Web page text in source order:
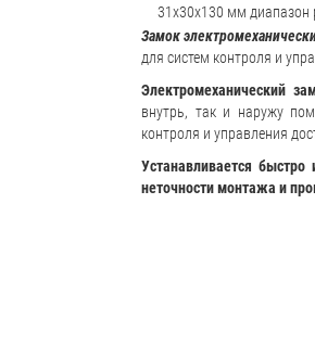
31х30х130 мм диапазон
Замок
для систем контроля и
Электромеханический
внутрь, так и наружу
контроля и управления
Устанавливается
неточности монтажа и